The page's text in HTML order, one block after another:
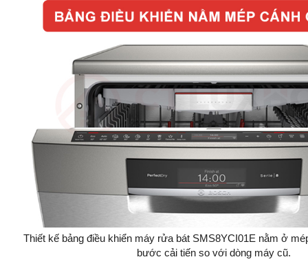
Thiết kế bảng điều khiển máy rửa bát SMS8YCI01E nằm ở
bước cải tiến so với dòng máy cũ.